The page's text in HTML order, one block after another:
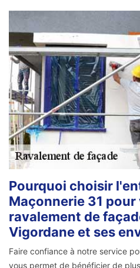
Pourquoi choisir
Maçonnerie 31
ravalement de
Vigordane et ses
Faire confiance à notre service
vous permet de bénéficier de